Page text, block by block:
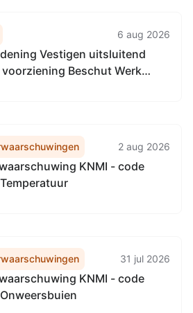
6 aug 2026
Vestigen uitsluitend
Beschut Werk
2 aug 2026
KNMI - code
31 jul 2026
KNMI - code